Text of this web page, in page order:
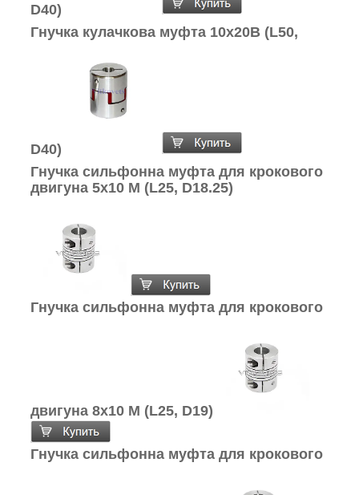
D40)
Гнучка кулачкова муфта 10х20В (L50,
D40)
Гнучка сильфонна муфта для крокового
двигуна 5х10 М (L25, D18.25)
Гнучка сильфонна муфта для крокового
двигуна 8х10 М (L25, D19)
Гнучка сильфонна муфта для крокового